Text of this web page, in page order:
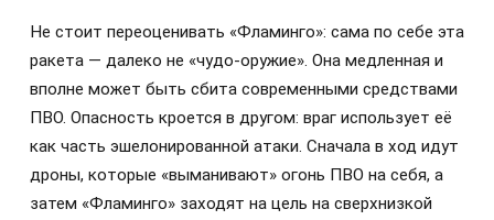
Не стоит переоценивать «Фламинго»: сама по себе эта
ракета — далеко не «чудо-оружие». Она медленная и
вполне может быть сбита современными средствами
ПВО. Опасность кроется в другом: враг использует её
как часть эшелонированной атаки. Сначала в ход идут
дроны, которые «выманивают» огонь ПВО на себя, а
затем «Фламинго» заходят на цель на сверхнизкой